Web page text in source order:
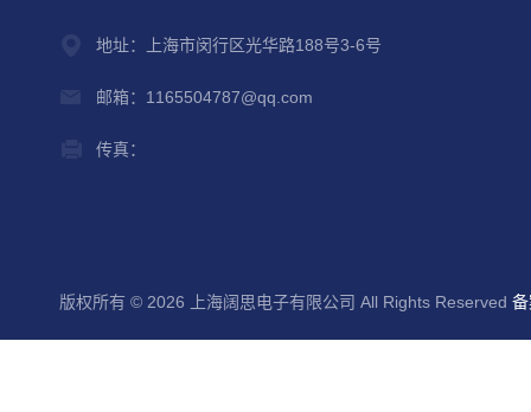
地址：上海市闵行区光华路188号3-6号
邮箱：1165504787@qq.com
传真：
版权所有 © 2026 上海阔思电子有限公司 All Rights Reserved